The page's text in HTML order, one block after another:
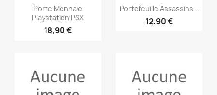
Aperçu rapide
Porte Monnaie
Playstation PSX
18,90 €
Aperçu rapide
Portefeuille Assassins...
12,90 €